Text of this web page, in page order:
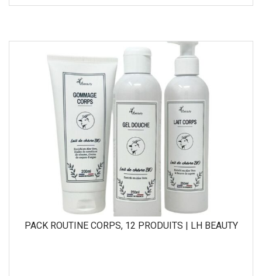
PACK ROUTINE CORPS, 12 PRODUITS | LH BEAUTY